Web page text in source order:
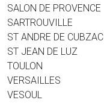
SALON DE PROVENCE
SARTROUVILLE
ST ANDRE DE CUBZAC
ST JEAN DE LUZ
TOULON
VERSAILLES
VESOUL